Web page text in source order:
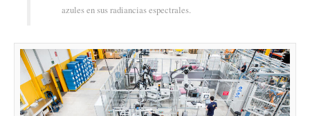
azules en sus radiancias espectrales.